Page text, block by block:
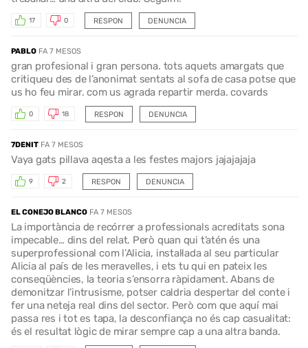
RESPON
17 0 DENUNCIA
PABLO FA 7 MESOS
gran profesional i gran persona. tots aquets amargats que
critiqueu des de l’anonimat sentats al sofa de casa potse que
us ho feu mirar. com us agrada repartir merda. covards
RESPON
0 18 DENUNCIA
7DENIT FA 7 MESOS
Vaya gats pillava aqesta a les festes majors jajajajaja
RESPON
9 2 DENUNCIA
EL CONEJO BLANCO FA 7 MESOS
La importància de recórrer a professionals acreditats sona
impecable… dins del relat. Però quan qui t’atén és una
superprofessional com l’Alicia, instal·lada al seu particular
Alicia al país de les meravelles, i ets tu qui en pateix les
conseqüències, la teoria s’ensorra ràpidament. Abans de
demonitzar l’intrusisme, potser caldria despertar del conte i
fer una neteja real dins del sector. Però com que aquí mai
passa res i tot es tapa, la desconfiança no és cap casualitat:
és el resultat lògic de mirar sempre cap a una altra banda.